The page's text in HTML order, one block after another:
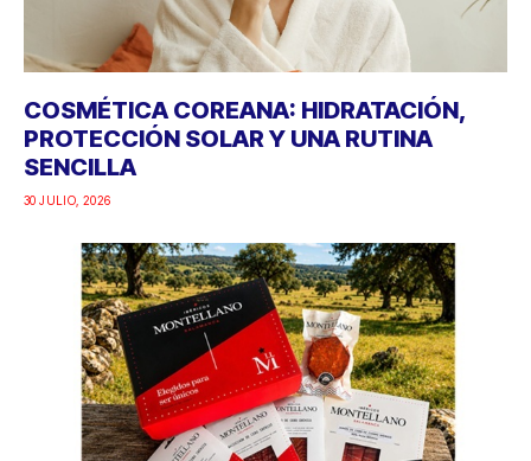
COSMÉTICA COREANA: HIDRATACIÓN,
PROTECCIÓN SOLAR Y UNA RUTINA
SENCILLA
30 JULIO, 2026